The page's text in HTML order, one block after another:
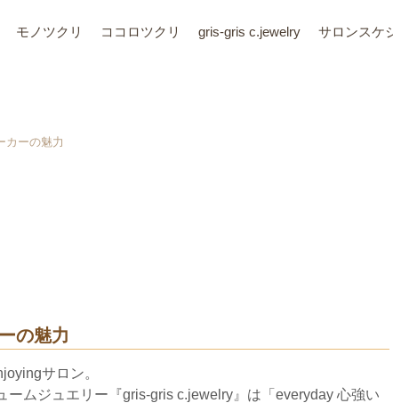
モノツクリ ココロツクリ gris-gris c.jewelry サロンスケ
カーの魅力
の魅力
サロン。
ームジュエリー『gris-gris c.jewelry』は「everyday 心強い